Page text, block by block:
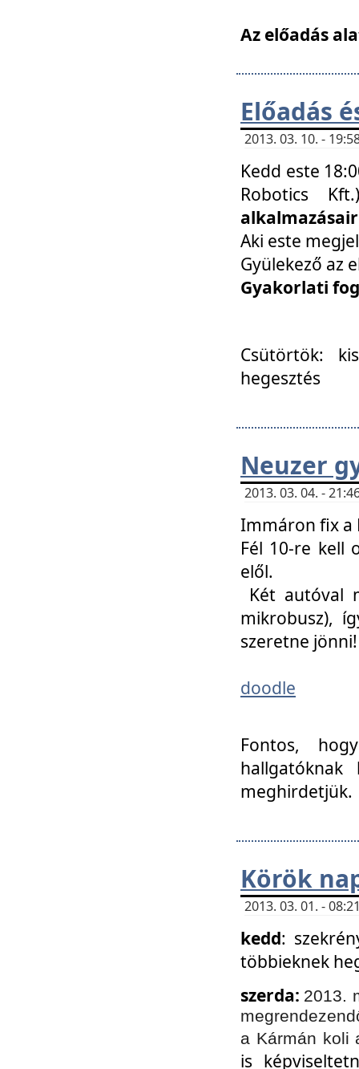
Az előadás
Előadás
2013. 03. 10. -
Kedd este
Robotics
Aki este
Gyülekező az
Gyakorlati
Csütörtök:
hegesztés
Neuzer
2013. 03. 04. -
Immáron fix a
Fél 10-re kell
elől.
Két autóval
mikrobusz),
szeretne jönni!
doodle
Fontos,
meghirdetjük.
Körök
2013. 03. 01. -
kedd:
többieknek
szerda: 2013.
a Kármán koli
is